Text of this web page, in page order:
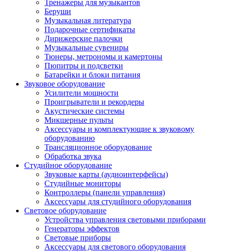
Тренажеры для музыкантов
Беруши
Музыкальная литература
Подарочные сертификаты
Дирижерские палочки
Музыкальные сувениры
Тюнеры, метрономы и камертоны
Пюпитры и подсветки
Батарейки и блоки питания
Звуковое оборудование
Усилители мощности
Проигрыватели и рекордеры
Акустические системы
Микшерные пульты
Аксессуары и комплектующие к звуковому
оборудованию
Трансляционное оборудование
Обработка звука
Студийное оборудование
Звуковые карты (аудиоинтерфейсы)
Студийные мониторы
Контроллеры (панели управления)
Аксессуары для студийного оборудования
Световое оборудование
Устройства управления световыми приборами
Генераторы эффектов
Световые приборы
Аксессуары для светового оборудования